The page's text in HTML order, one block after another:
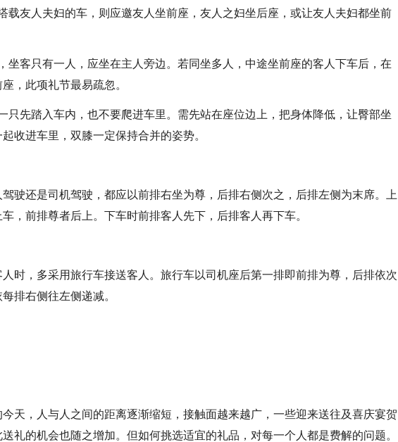
载友人夫妇的车，则应邀友人坐前座，友人之妇坐后座，或让友人夫妇都坐前
坐客只有一人，应坐在主人旁边。若同坐多人，中途坐前座的客人下车后，在
，此项礼节最易疏忽。
只先踏入车内，也不要爬进车里。需先站在座位边上，把身体降低，让臀部坐
收进车里，双膝一定保持合并的姿势。
驶还是司机驾驶，都应以前排右坐为尊，后排右侧次之，后排左侧为末席。上
，前排尊者后上。下车时前排客人先下，后排客人再下车。
时，多采用旅行车接送客人。旅行车以司机座后第一排即前排为尊，后排依次
排右侧往左侧递减。
天，人与人之间的距离逐渐缩短，接触面越来越广，一些迎来送往及喜庆宴贺
礼的机会也随之增加。但如何挑选适宜的礼品，对每一个人都是费解的问题。